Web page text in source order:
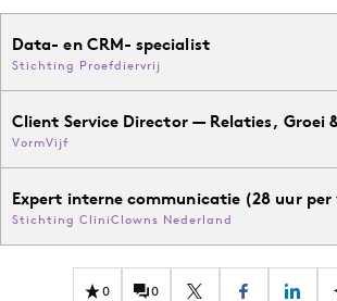
Data- en CRM- specialist
Stichting Proefdiervrij
Client Service Director — Relaties, Groei
VormVijf
Expert interne communicatie (28 uur per
Stichting CliniClowns Nederland
0 0